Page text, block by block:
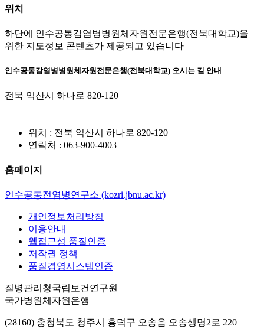
위치
하단에 인수공통감염병병원체자원전문은행(전북대학교)을
위한 지도정보 콘텐츠가 제공되고 있습니다
인수공통감염병병원체자원전문은행(전북대학교) 오시는 길 안내
전북 익산시 하나로 820-120
위치 : 전북 익산시 하나로 820-120
연락처 : 063-900-4003
홈페이지
인수공통전염병연구소 (kozri.jbnu.ac.kr)
개인정보처리방침
이용안내
웹접근성 품질인증
저작권 정책
품질경영시스템인증
질병관리청국립보건연구원
국가병원체자원은행
(28160) 충청북도 청주시 흥덕구 오송읍 오송생명2로 220